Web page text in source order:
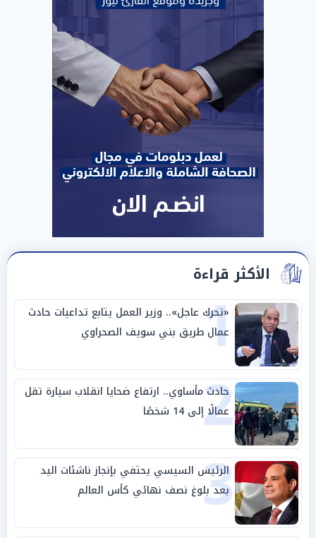
الأكثر قراءة
1
«تحرك عاجل».. وزير العمل يتابع تداعيات حادث
عمال طريق بني سويف الصحراوي
2
حادث مأساوي.. ارتفاع ضحايا انقلاب سيارة تقل
عمالًا إلى 14 شخصًا
3
الرئيس السيسي يحتفي بإنجاز ناشئات اليد
بعد بلوغ نصف نهائي كأس العالم